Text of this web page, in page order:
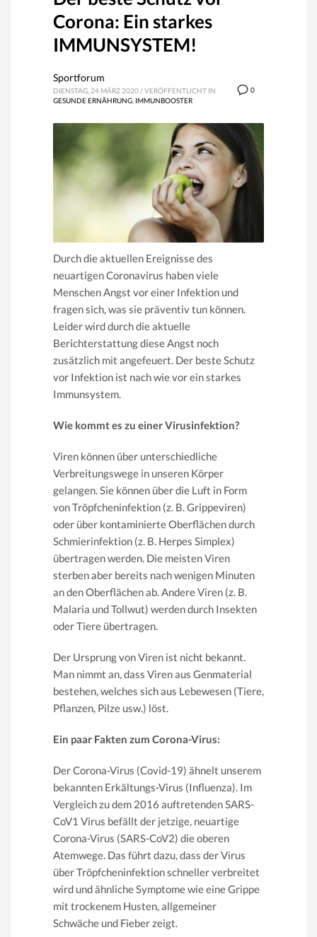
Corona: Ein starkes
IMMUNSYSTEM!
0
Sportforum
DIENSTAG, 24 MÄRZ 2020/VERÖFFENTLICHT IN
GESUNDE ERNÄHRUNG IMMUNBOOSTER
Durch die aktuellen Ereignisse des
neuartigen Coronavirus haben viele
Menschen Angst vor einer Infektion und
fragen sich, was sie präventiv tun können.
Leider wird durch die aktuelle
Berichterstattung diese Angst noch
zusätzlich mit angefeuert. Der beste Schutz
vor Infektion ist nach wie vor ein starkes
Immunsystem.
Wie kommt es zu einer Virusinfektion?
Viren können über unterschiedliche
Verbreitungswege in unseren Körper
gelangen. Sie können über die Luft in Form
von Tröpfcheninfektion (z. B. Grippeviren)
oder über kontaminierte Oberflächen durch
Schmierinfektion (z. B. Herpes Simplex)
übertragen werden. Die meisten Viren
sterben aber bereits nach wenigen Minuten
an den Oberflächen ab. Andere Viren (z. B.
Malaria und Tollwut) werden durch Insekten
oder Tiere übertragen.
Der Ursprung von Viren ist nicht bekannt.
Man nimmt an, dass Viren aus Genmaterial
bestehen, welches sich aus Lebewesen (Tiere,
Pflanzen, Pilze usw.) löst.
Ein paar Fakten zum Corona-Virus:
Der Corona-Virus (Covid-19) ähnelt unserem
bekannten Erkältungs-Virus (Influenza). Im
Vergleich zu dem 2016 auftretenden SARS-
CoV1 Virus befällt der jetzige, neuartige
Corona-Virus (SARS-CoV2) die oberen
Atemwege. Das führt dazu, dass der Virus
über Tröpfcheninfektion schneller verbreitet
wird und ähnliche Symptome wie eine Grippe
mit trockenem Husten, allgemeiner
Schwäche und Fieber zeigt.